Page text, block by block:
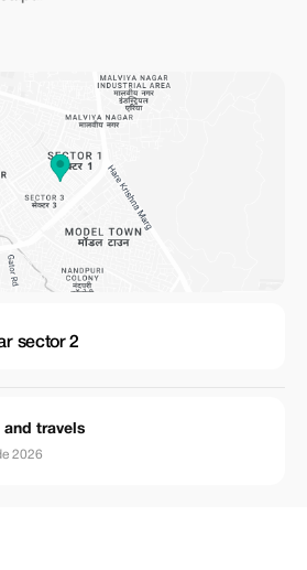
sector 2
and travels
2026